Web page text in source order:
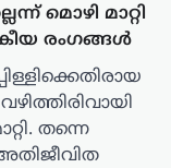
മൊഴി മാറ്റി
രംഗങ്ങൾ
തന്നെ
അതിജീവിത